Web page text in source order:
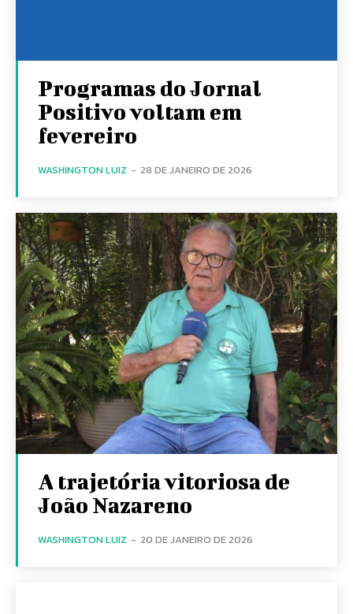
Programas do Jornal
Positivo voltam em
fevereiro
WASHINGTON LUIZ - 28 DE JANEIRO DE 2026
A trajetória vitoriosa de
João Nazareno
WASHINGTON LUIZ - 20 DE JANEIRO DE 2026